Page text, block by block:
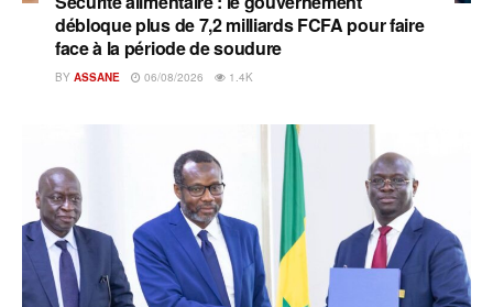
débloque plus de 7,2 milliards FCFA pour faire
face à la période de soudure
BY ASSANE 06/08/2026 1.4K